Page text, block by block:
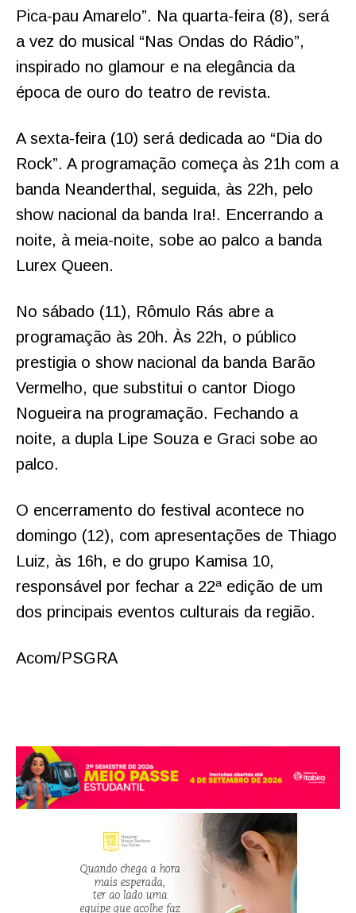
Pica-pau Amarelo”. Na quarta-feira (8), será
a vez do musical “Nas Ondas do Rádio”,
inspirado no glamour e na elegância da
época de ouro do teatro de revista.
A sexta-feira (10) será dedicada ao “Dia do
Rock”. A programação começa às 21h com a
banda Neanderthal, seguida, às 22h, pelo
show nacional da banda Ira!. Encerrando a
noite, à meia-noite, sobe ao palco a banda
Lurex Queen.
No sábado (11), Rômulo Rás abre a
programação às 20h. Às 22h, o público
prestigia o show nacional da banda Barão
Vermelho, que substitui o cantor Diogo
Nogueira na programação. Fechando a
noite, a dupla Lipe Souza e Graci sobe ao
palco.
O encerramento do festival acontece no
domingo (12), com apresentações de Thiago
Luiz, às 16h, e do grupo Kamisa 10,
responsável por fechar a 22ª edição de um
dos principais eventos culturais da região.
Acom/PSGRA